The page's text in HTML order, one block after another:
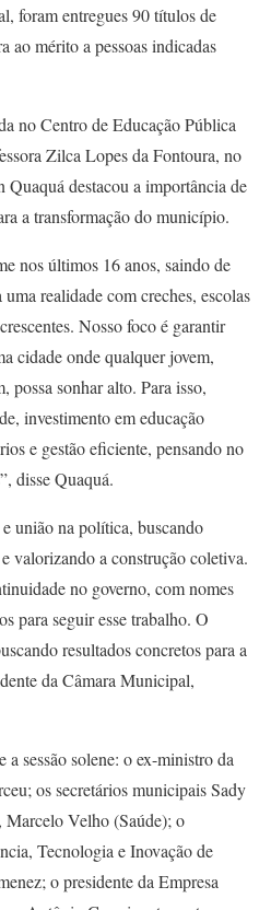
foram entregues 90 títulos de
ao mérito a pessoas indicadas
no Centro de Educação Pública
Zilca Lopes da Fontoura, no
destacou a importância de
a transformação do município.
nos últimos 16 anos, saindo de
realidade com creches, escolas
Nosso foco é garantir
cidade onde qualquer jovem,
possa sonhar alto. Para isso,
investimento em educação
e gestão eficiente, pensando no
disse Quaquá.
união na política, buscando
valorizando a construção coletiva.
no governo, com nomes
para seguir esse trabalho. O
resultados concretos para a
da Câmara Municipal,
a sessão solene: o ex-ministro da
os secretários municipais Sady
Velho (Saúde); o
Tecnologia e Inovação de
o presidente da Empresa